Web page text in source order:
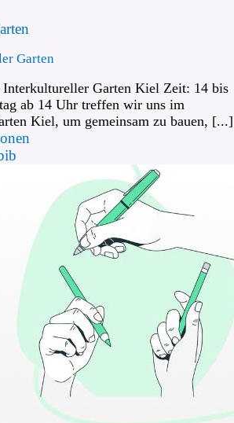
Garten
Interkultureller Garten Kiel Zeit: 14 bis
ab 14 Uhr treffen wir uns im
Kiel, um gemeinsam zu bauen, [...]